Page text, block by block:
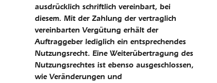
ausdrücklich schriftlich vereinbart, bei
diesem. Mit der Zahlung der vertraglich
vereinbarten Vergütung erhält der
Auftraggeber lediglich ein entsprechendes
Nutzungsrecht. Eine Weiterübertragung des
Nutzungs­rechtes ist ebenso ausgeschlossen,
wie Veränderungen und